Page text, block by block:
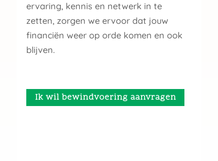
ervaring, kennis en netwerk in te
zetten, zorgen we ervoor dat jouw
financiën weer op orde komen en ook
blijven.
Ik wil bewindvoering aanvragen